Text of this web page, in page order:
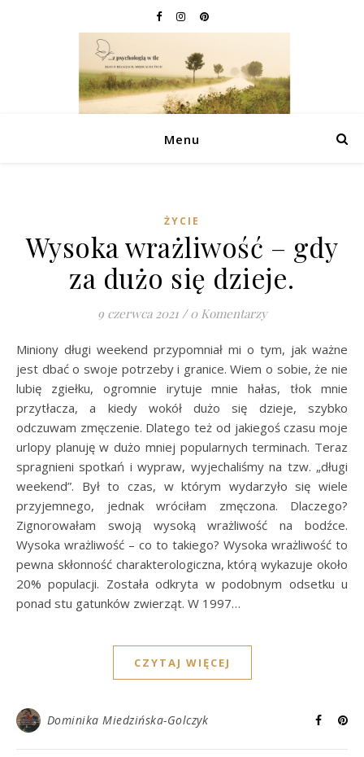
Menu
ŻYCIE
Wysoka wrażliwość – gdy
za dużo się dzieje.
9 czerwca 2021 / 0 Komentarzy
Miniony długi weekend przypomniał mi o tym, jak ważne
jest dbać o swoje potrzeby i granice. Wiem o sobie, że nie
lubię zgiełku, ogromnie irytuje mnie hałas, tłok mnie
przytłacza, a kiedy wokół dużo się dzieje, szybko
odczuwam zmęczenie. Dlatego też od jakiegoś czasu moje
urlopy planuję w dużo mniej popularnych terminach. Teraz
spragnieni spotkań i wypraw, wyjechaliśmy na tzw. „długi
weekend”. Był to czas, w którym wydarzyło się wiele
przyjemnego, jednak wróciłam zmęczona. Dlaczego?
Zignorowałam swoją wysoką wrażliwość na bodźce.
Wysoka wrażliwość – co to takiego? Wysoka wrażliwość to
pewna skłonność charakterologiczna, którą wykazuje około
20% populacji. Została odkryta w podobnym odsetku u
ponad stu gatunków zwierząt. W 1997…
CZYTAJ WIĘCEJ
Dominika Miedzińska-Golczyk